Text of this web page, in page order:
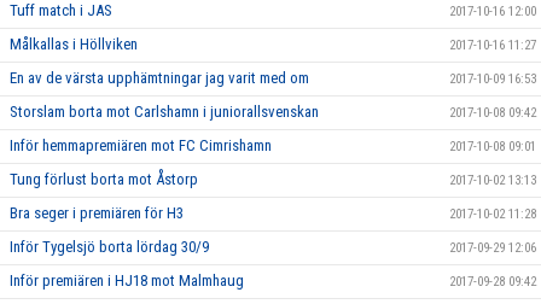
Tuff match i JAS 2017-10-16 12:00
Målkallas i Höllviken 2017-10-16 11:27
En av de värsta upphämtningar jag varit med om 2017-10-09 16:53
Storslam borta mot Carlshamn i juniorallsvenskan 2017-10-08 09:42
Inför hemmapremiären mot FC Cimrishamn 2017-10-08 09:01
Tung förlust borta mot Åstorp 2017-10-02 13:13
Bra seger i premiären för H3 2017-10-02 11:28
Inför Tygelsjö borta lördag 30/9 2017-09-29 12:06
Inför premiären i HJ18 mot Malmhaug 2017-09-28 09:42